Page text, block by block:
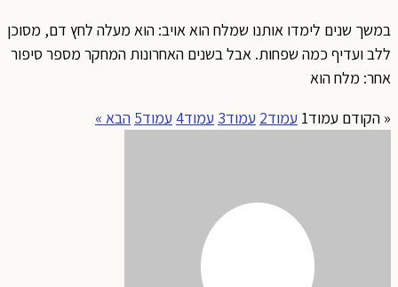
במשך שנים לימדו אותנו שמלח הוא אויב: הוא מעלה לחץ דם, מסוכן
ללב ועדיף כמה שפחות. אבל בשנים האחרונות המחקר מספר סיפור
אחר: מלח הוא
« הקודם עמוד1 עמוד2 עמוד3 עמוד4 עמוד5 הבא »